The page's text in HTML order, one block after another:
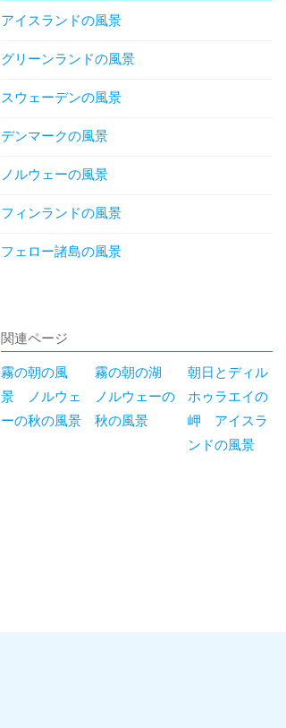
アイスランドの風景
グリーンランドの風景
スウェーデンの風景
デンマークの風景
ノルウェーの風景
フィンランドの風景
フェロー諸島の風景
関連ページ
霧の朝の風
景 ノルウェ
ーの秋の風景
霧の朝の湖
ノルウェーの
秋の風景
朝日とディル
ホゥラエイの
岬 アイスラ
ンドの風景